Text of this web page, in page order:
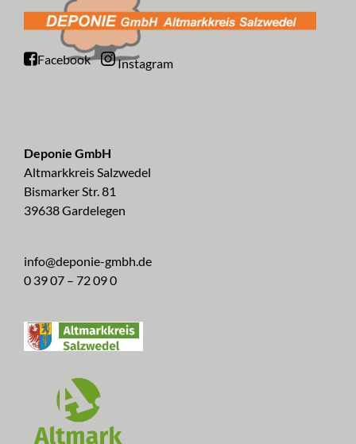
Facebook Instagram
Deponie GmbH
Altmarkkreis Salzwedel
Bismarker Str. 81
39638 Gardelegen
info@deponie-gmbh.de
0 39 07 – 72 09 0